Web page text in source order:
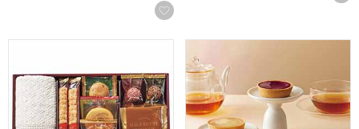
お気に入りに登録する